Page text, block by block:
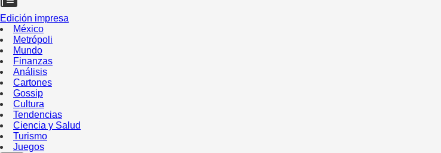
Edición impresa
México
Metrópoli
Mundo
Finanzas
Análisis
Cartones
Gossip
Cultura
Tendencias
Ciencia y Salud
Turismo
Juegos